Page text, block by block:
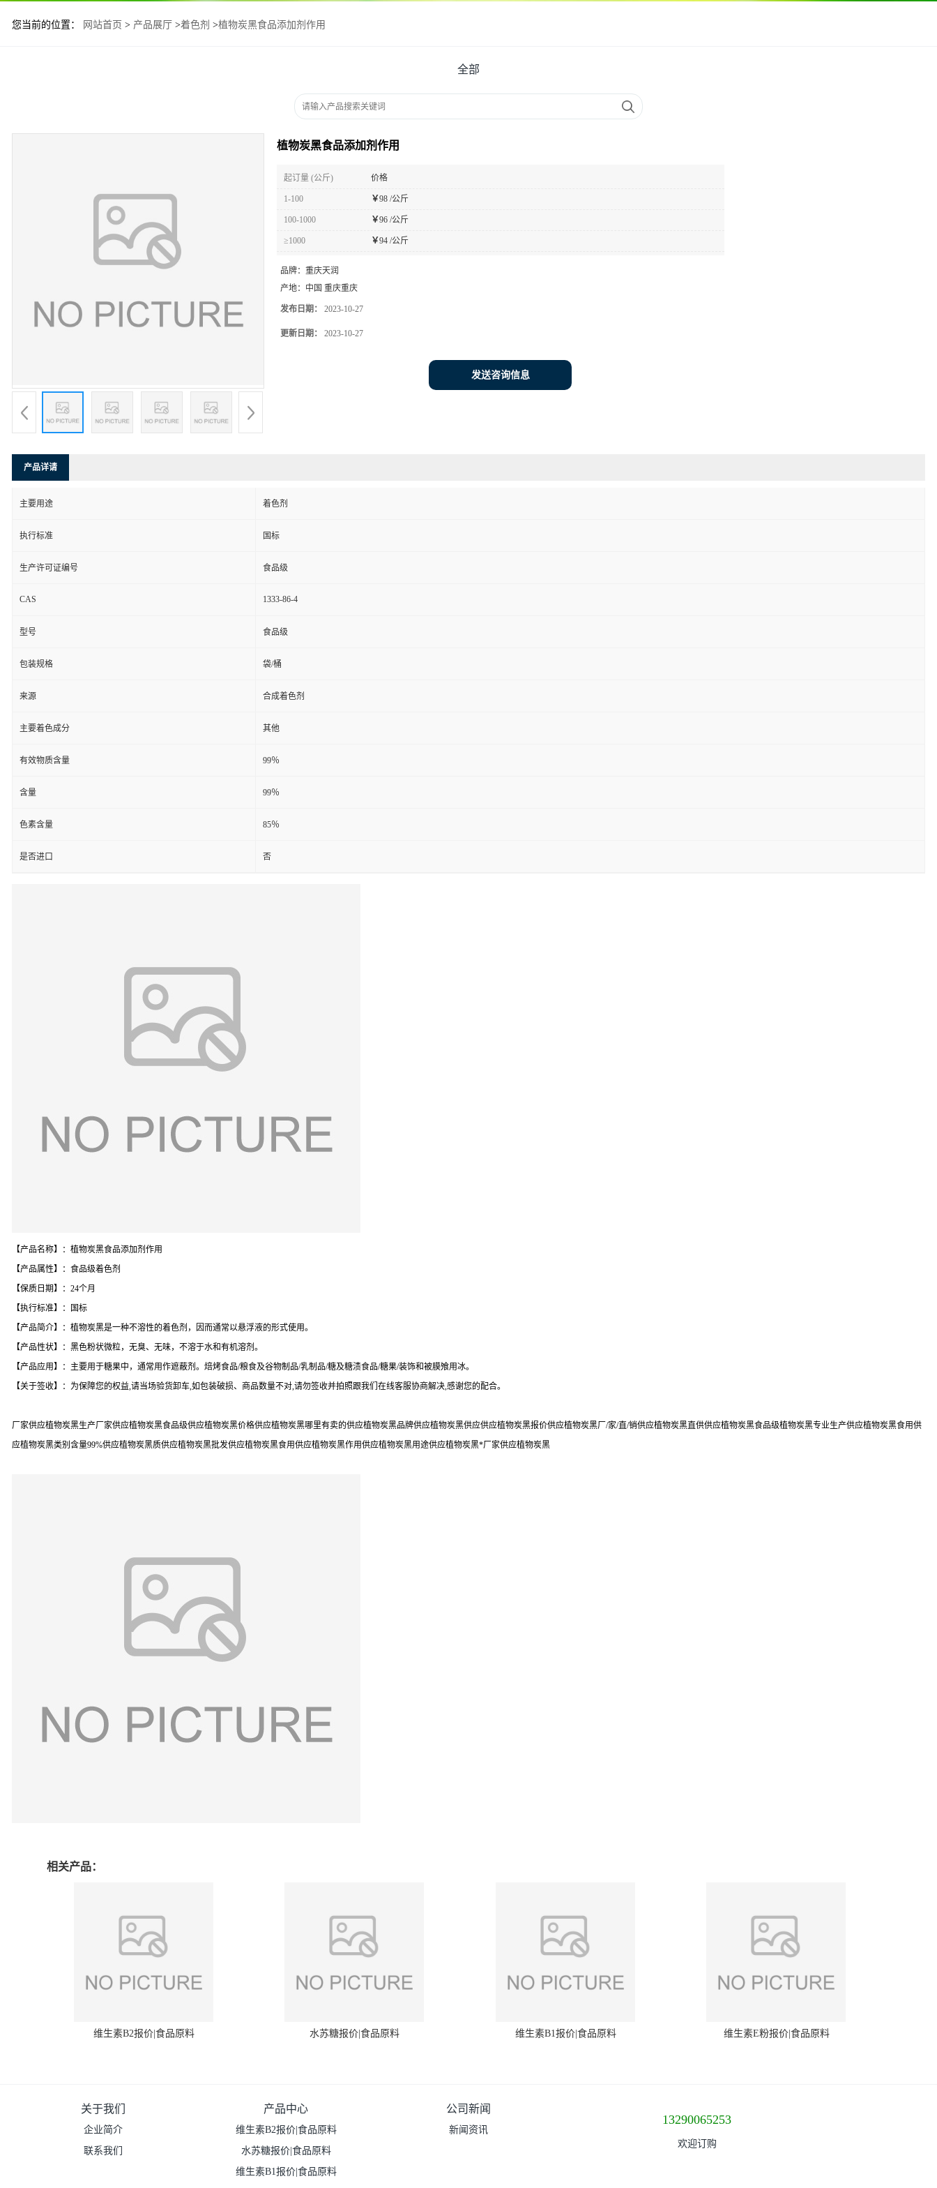
您当前的位置： 网站首页 > 产品展厅 >着色剂 >植物炭黑食品添加剂作用
全部
植物炭黑食品添加剂作用
起订量 (公斤) 价格
1-100 ￥98 /公斤
100-1000 ￥96 /公斤
≥1000 ￥94 /公斤
品牌： 重庆天润
产地： 中国 重庆重庆
发布日期： 2023-10-27
更新日期： 2023-10-27
发送咨询信息
产品详请
主要用途 着色剂
执行标准 国标
生产许可证编号 食品级
CAS 1333-86-4
型号 食品级
包装规格 袋/桶
来源 合成着色剂
主要着色成分 其他
有效物质含量 99％
含量 99％
色素含量 85％
是否进口 否
【产品名称】：植物炭黑食品添加剂作用
【产品属性】：食品级着色剂
【保质日期】：24个月
【执行标准】：国标
【产品简介】：植物炭黑是一种不溶性的着色剂，因而通常以悬浮液的形式使用。
【产品性状】：黑色粉状微粒，无臭、无味，不溶于水和有机溶剂。
【产品应用】：主要用于糖果中，通常用作遮蔽剂。焙烤食品/粮食及谷物制品/乳制品/糖及糖渍食品/糖果/装饰和被膜飧用冰。
【关于签收】：为保障您的权益,请当场验货卸车,如包装破损、商品数量不对,请勿签收并拍照跟我们在线客服协商解决,感谢您的配合。
厂家供应植物炭黑生产厂家供应植物炭黑食品级供应植物炭黑价格供应植物炭黑哪里有卖的供应植物炭黑品牌供应植物炭黑供应供应植物炭黑报价供应植物炭黑厂/家/直/销供应植物炭黑直供供应植物炭黑食品级植物炭黑专业生产供应植物炭黑食用供
应植物炭黑类别含量99%供应植物炭黑质供应植物炭黑批发供应植物炭黑食用供应植物炭黑作用供应植物炭黑用途供应植物炭黑*厂家供应植物炭黑
相关产品：
维生素B2报价|食品原料 水苏糖报价|食品原料 维生素B1报价|食品原料 维生素E粉报价|食品原料
关于我们
企业简介
联系我们
产品中心
维生素B2报价|食品原料
水苏糖报价|食品原料
维生素B1报价|食品原料
公司新闻
新闻资讯
13290065253
欢迎订购